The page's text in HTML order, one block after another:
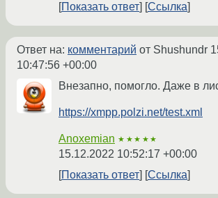
Показать ответ Ссылка
Ответ на: комментарий от Shushundr
10:47:56 +00:00
Внезапно, помогло. Даже в
https://xmpp.polzi.net/test.xml
Anoxemian ★★★★★
15.12.2022 10:52:17 +00:00
Показать ответ
Ссылка